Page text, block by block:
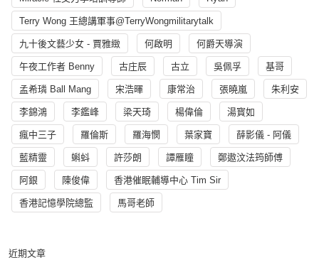
Terry Wong 王總講軍事@TerryWongmilitarytalk
九十後文藝少女 - 賈雅緻 何啟明 何爵天導演
午夜工作者 Benny 古庄辰 古立 吳佩孚 基哥
孟希璘 Ball Mang 宋浩暉 康常治 張曉嵐 朱利安
李錦鴻 李鑑峰 梁天琦 楊偉倫 湯寳如
瘋中三子 羅倫斯 羅海憫 葉家寶 薛影儀 - 阿儀
藍精靈 蝌蚪 許莎朗 譚雁瞳 鄭遨汶法筠師傅
阿銀 陳俊偉 香港催眠輔導中心 Tim Sir
香港記憶學院總監 馬哥老師
近期文章